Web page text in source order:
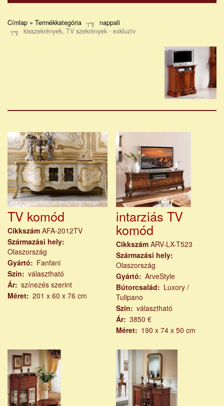
Címlap » Termékkategória
nappali
kisszekrények, TV szekrények - exkluzív
TV komód
Cikkszám AFA-2012TV
Származási hely
Olaszország
Gyártó
Fanfani
Szín
választható
Ár színezés szerint
Méret 201 x 60 x 76 cm
intarziás TV
komód
Cikkszám ARV-LX-T523
Származási hely
Olaszország
Gyártó
ArveStyle
Bútorcsalád
Luxory /
Tulipano
Szín
választható
Ár
3850 €
Méret
190 x 74 x 50 cm